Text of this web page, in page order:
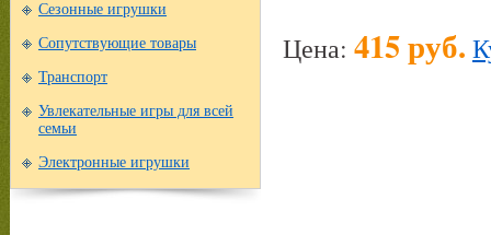
Сезонные игрушки
Сопутствующие товары
Транспорт
Увлекательные игры для всей
семьи
Электронные игрушки
Цена: 415 руб.